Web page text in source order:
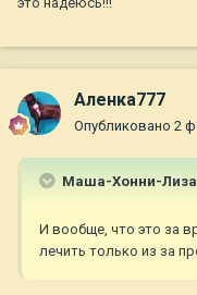
Аленка777
Опубликовано 2
Маша-Хонни-Лиза
И вообще, что это за
лечить только из за